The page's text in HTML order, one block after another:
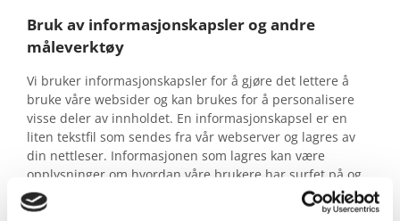
Bruk av informasjonskapsler og andre
måleverktøy
Vi bruker informasjonskapsler for å gjøre det lettere å
bruke våre websider og kan brukes for å personalisere
visse deler av innholdet. En informasjonskapsel er en
liten tekstfil som sendes fra vår webserver og lagres av
din nettleser. Informasjonen som lagres kan være
opplysninger om hvordan våre brukere har surfet på og
anvendt våre nettsider, og om hvilken nettleser de har
brukt.